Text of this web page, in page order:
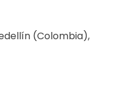
(Colombia),